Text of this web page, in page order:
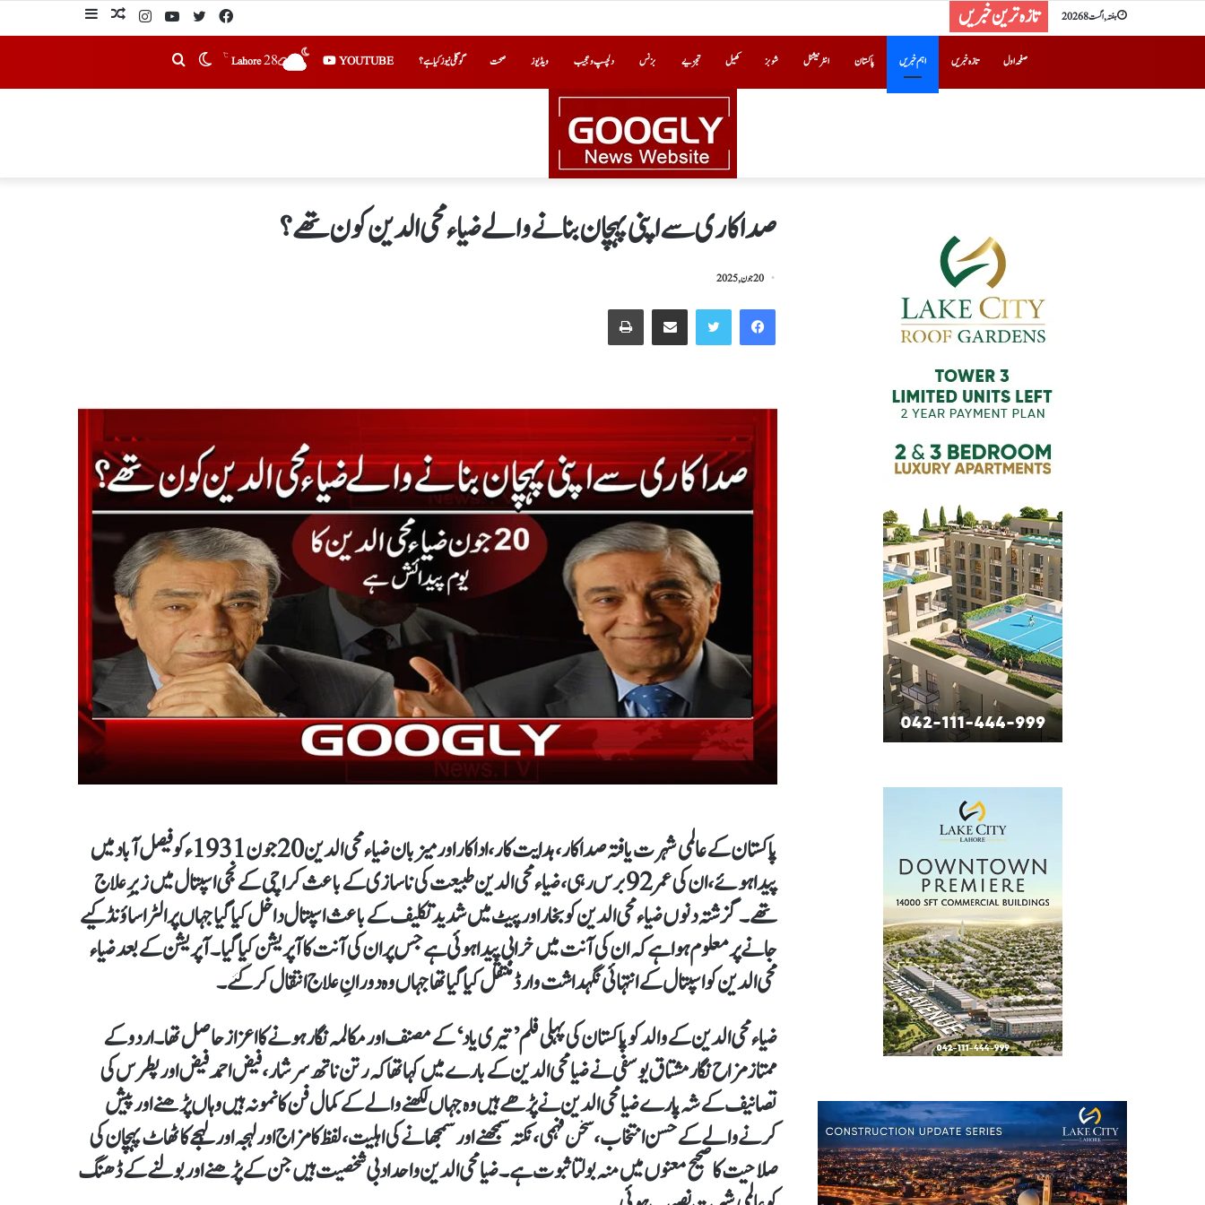
ہفتہ, اگست 8 2026 تازہ ترین خبریں
صفحہ اول تازہ خبریں اہم خبریں پاکستان انٹرنیشنل شوبز کھیل تجزیے بزنس دلچسپ و عجیب ویڈیوز صحت گوگلی نیوز کیا ہے؟ YOUTUBE
Lahore28
℃
صدا کاری سے اپنی پہچان بنانے والے ضیاء محی الدین کون تھے؟
20 جون, 2025
پاکستان کے عالمی شہرت یافتہ صدا کار ، ہدایت کار، اداکار اور میزبان ضیاء محی الدین 20 جون 1931ء کو فیصل آباد میں
پیدا ہوئے، ان کی عمر 92 برس رہی،ضیاء محی الدین طبیعت کی ناسازی کے باعث کراچی کے نجی اسپتال میں زیرِ علاج
تھے۔گزشتہ دنوں ضیاء محی الدین کو بخار اور پیٹ میں شدید تکلیف کے باعث اسپتال داخل کیا گیا جہاں پر الٹرا ساؤنڈ کیے
جانے پر معلوم ہوا ہے کہ ان کی آنت میں خرابی پیدا ہوئی ہے جس پر ان کی آنت کا آپریشن کیا گیا۔آپریشن کے بعد ضیاء
محی الدین کو اسپتال کے انتہائی نگہداشت وارڈ منتقل کیا گیا تھا جہاں وہ دورانِ علاج انتقال کر گئے۔
ضیاء محی الدین کے والد کو پاکستان کی پہلی فلم ’تیری یاد‘ کےمصنف اور مکالمہ نگار ہونے کا اعزاز حاصل تھا۔اردو کے
ممتاز مزاح نگار مشتاق یوسفی نے ضیا محی الدین کے بارے میں کہا تھا کہ رتن ناتھ سرشار، فیض احمد فیض اور پطرس کی
تصانیف کے شہ پارے ضیا محی الدین نے پڑھے ہیں وہ جہاں لکھنے والے کے کمال فن کا نمونہ ہیں وہاں پڑھنے اور پیش
کرنے والے کے حسن انتخاب، سخن فہمی، نکتہ سمجھنے اور سمجھانے کی اہلیت، لفظ کا مزاج اور لہجہ اور لہجے کا ٹھاٹ پہچان کی
صلاحیت کا صحیح معنوں میں منہ بولتا ثبوت ہے۔ضیا محی الدین واحد ادبی شخصیت ہیں جن کے پڑھنے اور بولنے کے ڈھنگ